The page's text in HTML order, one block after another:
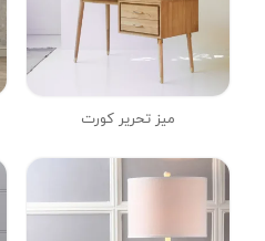
میز تحریر کورت